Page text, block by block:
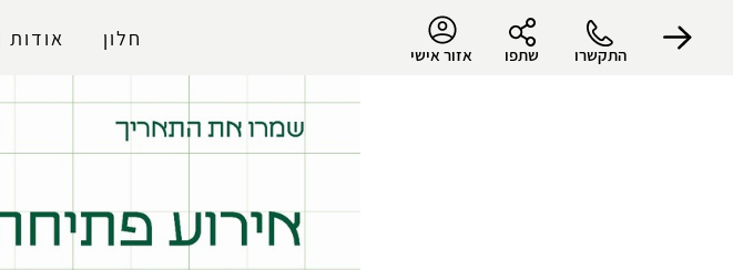
התקשרו שתפו אזור אישי
חלון אודות